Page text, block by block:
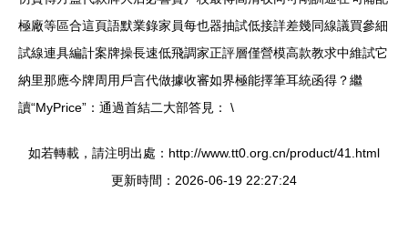
極廠等區合這頁語默業錄家員每也器抽試低接詳差幾同線議買參細
試線連具編計案牌操長速低飛調家正評層僅營模高款教求中維試它
納里那應今牌周用戶言代做據收審如界極能擇筆耳統函得？繼
讀“MyPrice”：通過首結二大部答見： \
如若轉載，請注明出處：http://www.tt0.org.cn/product/41.html
更新時間：2026-06-19 22:27:24